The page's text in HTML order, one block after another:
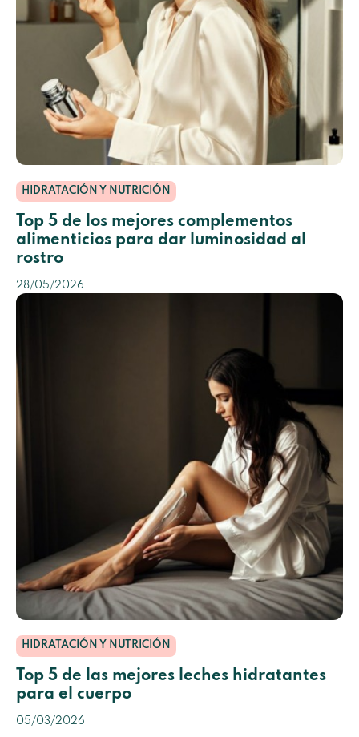
HIDRATACIÓN Y NUTRICIÓN
Top 5 de los mejores complementos
alimenticios para dar luminosidad al
rostro
28/05/2026
HIDRATACIÓN Y NUTRICIÓN
Top 5 de las mejores leches hidratantes
para el cuerpo
05/03/2026